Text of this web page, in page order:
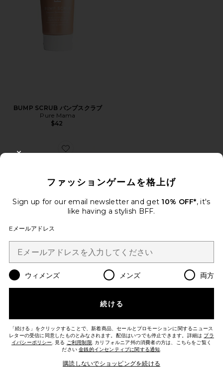
BUMP SCRUB バンプスクラブ
Pure Mama
$42
Favorite NIACINAMIDE BODY SCRUB 250G ボディス
NIACINAMIDE BODY SCRUB
frank body
$22
Favorite ボディスクラブ
ファッションゲームを格上げ
Sign up for our email newsletter and get 10% OFF*, it's
like having a stylish BFF.
Eメールアドレス
ウィメンズ メンズ 両方
続ける
「続ける」をクリックすることで、新着商品、セールとプロモーションに関するニュース
レターの受信に同意したものとみなされます。配信はいつでも停止できます。詳細は プラ
イバシーポリシー. 見る ご利用制限. カリフォルニア州の消費者の方は、こちらをご覧く
ださい金銭的インセンティブに関する通知.
購読しないでショッピングを続ける